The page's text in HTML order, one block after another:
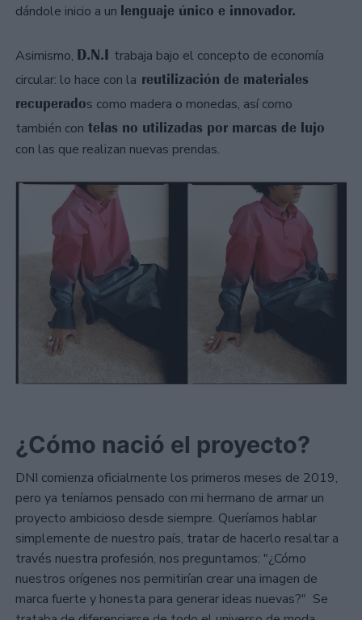
dándole inicio a un lenguaje único e innovador.
Asimismo, D.N.I trabaja bajo el concepto de economía
circular: lo hace con la reutilización de materiales
recuperados como madera o monedas, así como
también con telas no utilizadas por marcas de lujo
con las que realizan nuevas prendas.
¿Cómo nació el proyecto?
DNI comienza oficialmente los primeros meses de 2019,
pero ya teníamos pensado con mi hermano de armar un
proyecto ambicioso desde siempre. Queríamos hablar
simplemente de nuestro país, tratar de hacerlo resaltar a
través nuestra profesión, nos preguntamos: "¿Cómo
nuestros orígenes nos permitirían crear una imagen de
marca fuerte y honesta para generar ideas nuevas?" Se